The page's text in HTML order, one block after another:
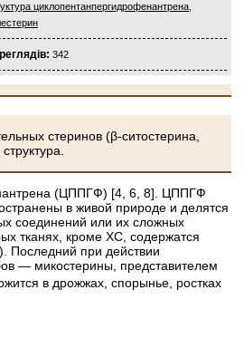
циклопентанпергидрофенантрена
342
стеринов (β-ситостерина,
(ЦППГФ) [4, 6, 8]. ЦППГФ
в живой природе и делятся
соединений или их сложных
тканях, кроме ХС, содержатся
Последний при действии
— микостерины, представителем
в дрожжах, спорынье, ростках